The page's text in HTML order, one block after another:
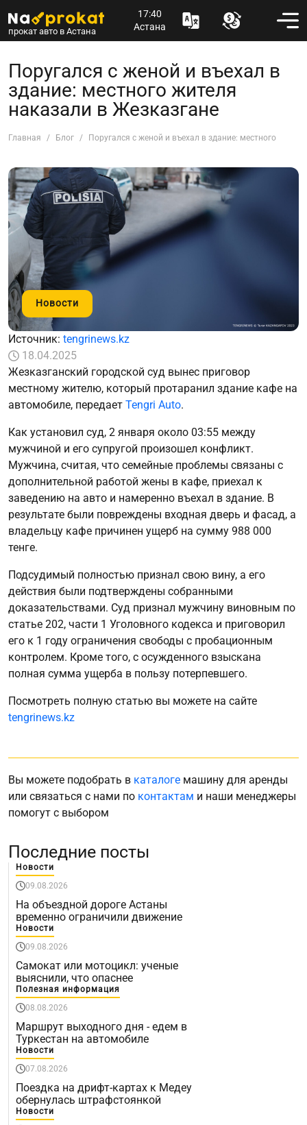
прокат авто в Астана
17:40
Астана
Поругался с женой и въехал в
здание: местного жителя
наказали в Жезказгане
Главная Блог Поругался с женой и въехал в здание: местного
Новости
Источник: tengrinews.kz
18.04.2025
Жезказганский городской суд вынес приговор
местному жителю, который протаранил здание кафе на
автомобиле, передает Tengri Auto.
Как установил суд, 2 января около 03:55 между
мужчиной и его супругой произошел конфликт.
Мужчина, считая, что семейные проблемы связаны с
дополнительной работой жены в кафе, приехал к
заведению на авто и намеренно въехал в здание. В
результате были повреждены входная дверь и фасад, а
владельцу кафе причинен ущерб на сумму 988 000
тенге.
Подсудимый полностью признал свою вину, а его
действия были подтверждены собранными
доказательствами. Суд признал мужчину виновным по
статье 202, части 1 Уголовного кодекса и приговорил
его к 1 году ограничения свободы с пробационным
контролем. Кроме того, с осужденного взыскана
полная сумма ущерба в пользу потерпевшего.
Посмотреть полную статью вы можете на сайте
tengrinews.kz
Вы можете подобрать в каталоге машину для аренды
или связаться с нами по контактам и наши менеджеры
помогут с выбором
Последние посты
Новости
09.08.2026
На объездной дороге Астаны
временно ограничили движение
Новости
09.08.2026
Самокат или мотоцикл: ученые
выяснили, что опаснее
Полезная информация
08.08.2026
Маршрут выходного дня - едем в
Туркестан на автомобиле
Новости
07.08.2026
Поездка на дрифт-картах к Медеу
обернулась штрафстоянкой
Новости